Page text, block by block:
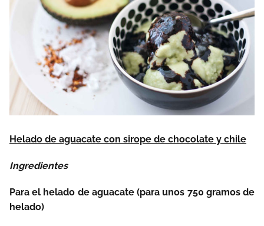
Helado de aguacate con sirope de chocolate y chile
Ingredientes
Para el helado de aguacate (para unos 750 gramos de
helado)